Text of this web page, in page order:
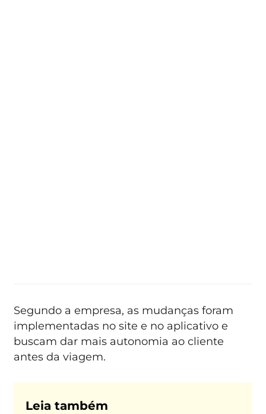
Segundo a empresa, as mudanças foram
implementadas no site e no aplicativo e
buscam dar mais autonomia ao cliente
antes da viagem.
Leia também